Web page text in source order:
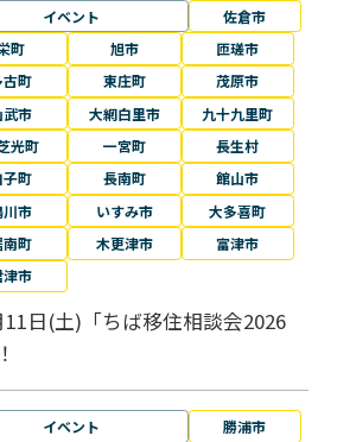
イベント
佐倉市
町
旭市
匝瑳市
古町
東庄町
茂原市
武市
大網白里市
九十九里町
光町
一宮町
長生村
子町
長南町
館山市
川市
いすみ市
大多喜町
南町
木更津市
富津市
津市
11日(土)「ちば移住相談会2026
イベント 勝浦市